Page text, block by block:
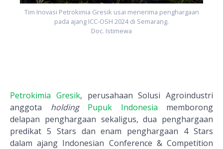
Tim Inovasi Petrokimia Gresik usai menerima penghargaan
pada ajang ICC-OSH 2024 di Semarang.
Doc. Istimewa
Petrokimia Gresik, perusahaan Solusi Agroindustri
anggota holding Pupuk Indonesia memborong
delapan penghargaan sekaligus, dua penghargaan
predikat 5 Stars dan enam penghargaan 4 Stars
dalam ajang Indonesian Conference & Competition